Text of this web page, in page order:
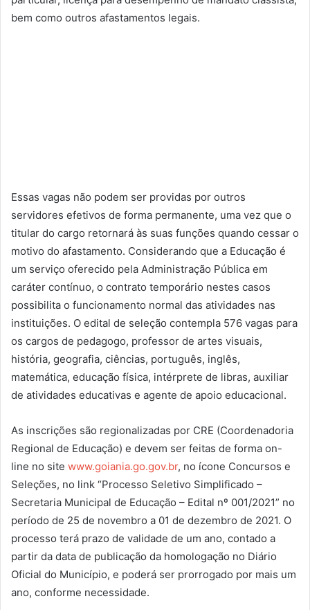
bem como outros afastamentos legais.
Essas vagas não podem ser providas por outros
servidores efetivos de forma permanente, uma vez que o
titular do cargo retornará às suas funções quando cessar o
motivo do afastamento. Considerando que a Educação é
um serviço oferecido pela Administração Pública em
caráter contínuo, o contrato temporário nestes casos
possibilita o funcionamento normal das atividades nas
instituições. O edital de seleção contempla 576 vagas para
os cargos de pedagogo, professor de artes visuais,
história, geografia, ciências, português, inglês,
matemática, educação física, intérprete de libras, auxiliar
de atividades educativas e agente de apoio educacional.
As inscrições são regionalizadas por CRE (Coordenadoria
Regional de Educação) e devem ser feitas de forma on-
line no site www.goiania.go.gov.br, no ícone Concursos e
Seleções, no link “Processo Seletivo Simplificado –
Secretaria Municipal de Educação – Edital nº 001/2021” no
período de 25 de novembro a 01 de dezembro de 2021. O
processo terá prazo de validade de um ano, contado a
partir da data de publicação da homologação no Diário
Oficial do Município, e poderá ser prorrogado por mais um
ano, conforme necessidade.